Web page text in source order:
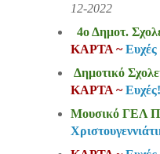
12-2022
4ο Δημοτ.
ΚΑΡΤΑ ~Ευχές
Δημοτικό
ΚΑΡΤΑ ~Ευχές!
Μουσικό ΓΕΛ